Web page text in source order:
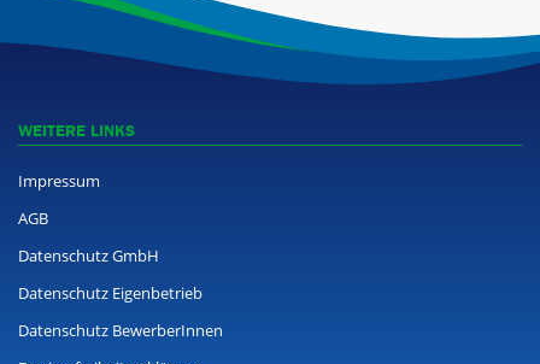
WEITERE LINKS
Impressum
AGB
Datenschutz GmbH
Datenschutz Eigenbetrieb
Datenschutz BewerberInnen